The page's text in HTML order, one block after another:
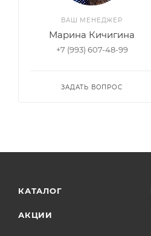
ВАШ МЕНЕДЖЕР
Марина Кичигина
+7 (993) 607-48-99
ЗАДАТЬ ВОПРОС
КАТАЛОГ
АКЦИИ